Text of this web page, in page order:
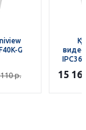
G
р. 15